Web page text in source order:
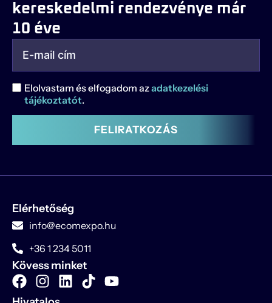
kereskedelmi rendezvénye már
10 éve
Elolvastam és elfogadom azadatkezelési
tájékoztatót.
FELIRATKOZÁS
Elérhetőség
info@ecomexpo.hu
+36 1 234 5011
Kövess minket